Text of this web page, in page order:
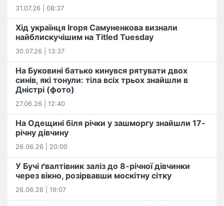
31.07.26 | 08:37
Хід українця Ігоря Самуненкова визнали
найблискучішим на Titled Tuesday
30.07.26 | 13:37
На Буковині батько кинувся рятувати двох
синів, які тонули: тіла всіх трьох знайшли в
Дністрі (фото)
27.06.26 | 12:40
На Одещині біля річки у зашморгу знайшли 17-
річну дівчину
26.06.26 | 20:00
У Бучі ґвалтівник заліз до 8-річної дівчинки
через вікно, розірвавши москітну сітку
26.06.26 | 19:07